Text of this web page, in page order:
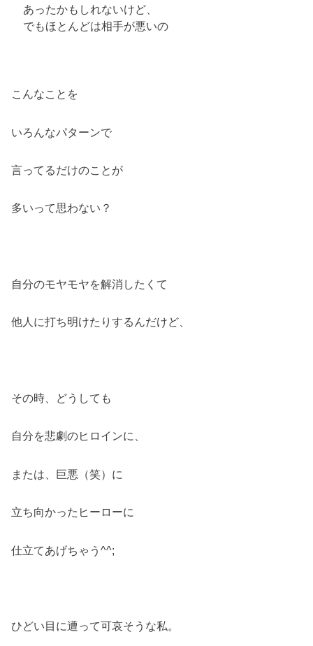
あったかもしれないけど、
でもほとんどは相手が悪いの
こんなことを
いろんなパターンで
言ってるだけのことが
多いって思わない？
自分のモヤモヤを解消したくて
他人に打ち明けたりするんだけど、
その時、どうしても
自分を悲劇のヒロインに、
または、巨悪（笑）に
立ち向かったヒーローに
仕立てあげちゃう^^;
ひどい目に遭って可哀そうな私。